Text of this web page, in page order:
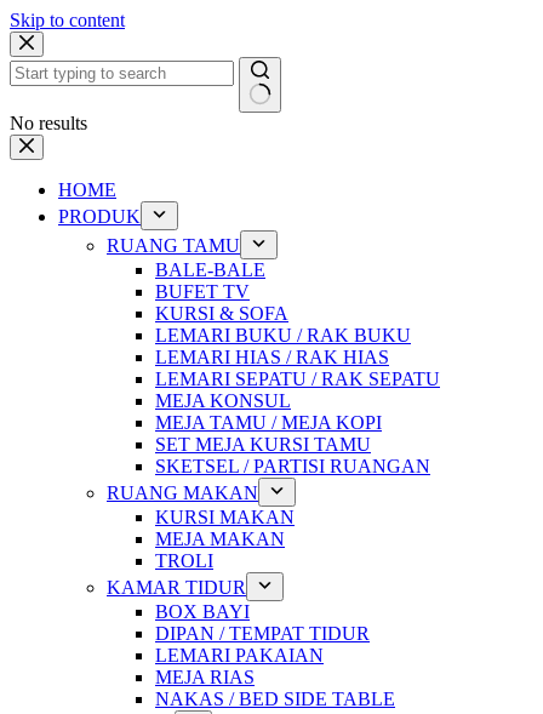
Skip to content
No results
HOME
PRODUK
RUANG TAMU
BALE-BALE
BUFET TV
KURSI & SOFA
LEMARI BUKU / RAK BUKU
LEMARI HIAS / RAK HIAS
LEMARI SEPATU / RAK SEPATU
MEJA KONSUL
MEJA TAMU / MEJA KOPI
SET MEJA KURSI TAMU
SKETSEL / PARTISI RUANGAN
RUANG MAKAN
KURSI MAKAN
MEJA MAKAN
TROLI
KAMAR TIDUR
BOX BAYI
DIPAN / TEMPAT TIDUR
LEMARI PAKAIAN
MEJA RIAS
NAKAS / BED SIDE TABLE